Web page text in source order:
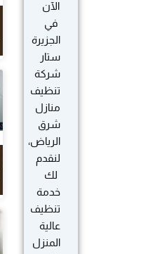
الآن
في
الجزيرة
ستار
شركة
تنظيف
منازل
شرق
الرياض،
لنقدم
لك
خدمة
تنظيف
عالية
المنزل